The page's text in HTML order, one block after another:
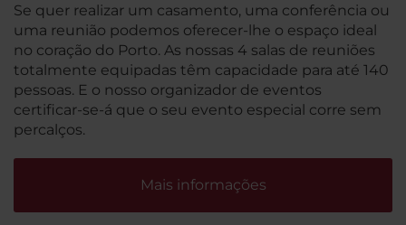
Se quer realizar um casamento, uma conferência ou
uma reunião podemos oferecer-lhe o espaço ideal
no coração do Porto. As nossas 4 salas de reuniões
totalmente equipadas têm capacidade para até 140
pessoas. E o nosso organizador de eventos
certificar-se-á que o seu evento especial corre sem
percalços.
Mais informações